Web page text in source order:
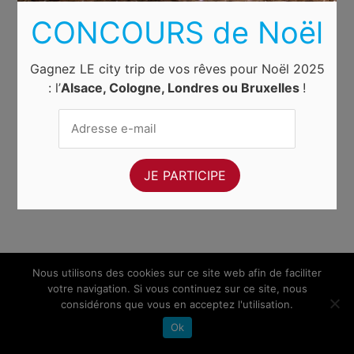
Nous utilisons des cookies sur ce site web afin de faciliter
votre navigation. Si vous continuez sur ce site, nous
considérons que vous en acceptez l'utilisation.
Ok
CONCOURS de Noël
Gagnez LE city trip de vos rêves pour Noël 2025
: l’Alsace, Cologne, Londres ou Bruxelles !